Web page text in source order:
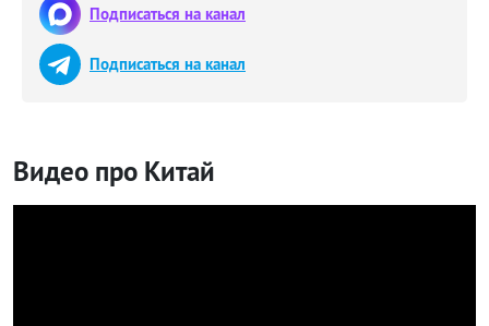
Подписаться на канал
Подписаться на канал
Видео про Китай